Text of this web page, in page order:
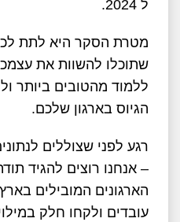
ל 2024.
מטרת הסקר היא לתת
שתוכלו להשוות את
ללמוד מהטובים ביותר
הגיוס בארגון שלכם.
רגע לפני שצוללים
עובדים ולקחו חלק